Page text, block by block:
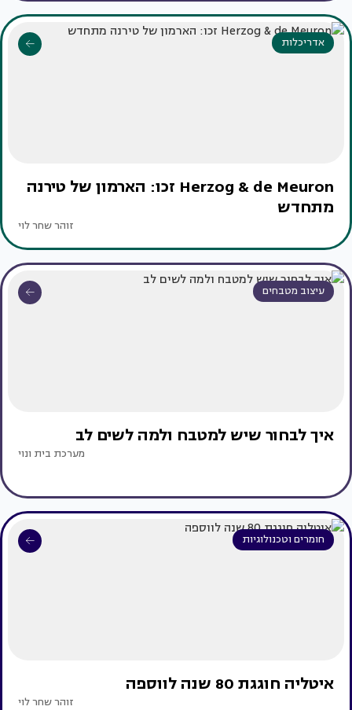
אדריכלות
Herzog & de Meuron זכו: הארמון של טירנה
מתחדש
זוהר שחר לוי
עיצוב מטבחים
איך לבחור שיש למטבח ולמה לשים לב
מערכת בית ונוי
חומרים וטכנולוגיות
איטליה חוגגת 80 שנה לווספה
זוהר שחר לוי